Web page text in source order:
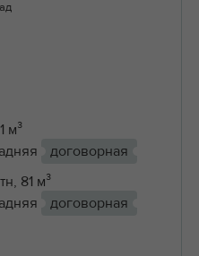
м³
договорная
81 м³
договорная